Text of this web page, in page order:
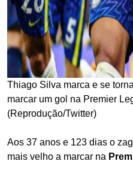
Thiago Silva marca e se
marcar um gol na Premier
(Reprodução/Twitter)
Aos 37 anos e 123 dias o
mais velho a marcar na